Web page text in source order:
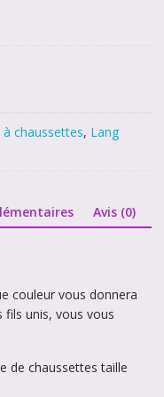
à chaussettes, Lang
Avis (0)
couleur vous donnera
fils unis, vous vous
de chaussettes taille